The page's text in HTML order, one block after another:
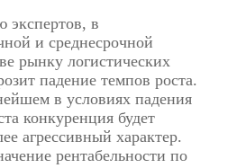
в
и среднесрочной
рынку логистических
падение темпов роста.
в условиях падения
конкуренция будет
агрессивный характер.
рентабельности по